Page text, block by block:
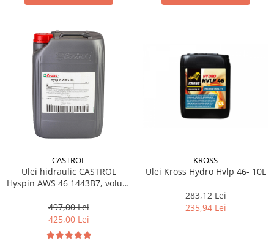
Lichid de frana
Filtre moto
Filtru combustibil
Buson golire ulei
Filtru ulei moto
Filtru aer moto
Intretinere si curatare filtre moto
Intretinere moto
Intretinere echipament moto
Curatare moto
Covor moto
Accesorii moto
Genti bagaje moto
CASTROL
Ulei hidraulic CASTROL
Hyspin AWS 46 1443B7, volum
zinc
497,00 Lei
425,00 Lei
KROSS
Ulei Kross Hydro Hvlp 46- 10L
283,12 Lei
235,94 Lei